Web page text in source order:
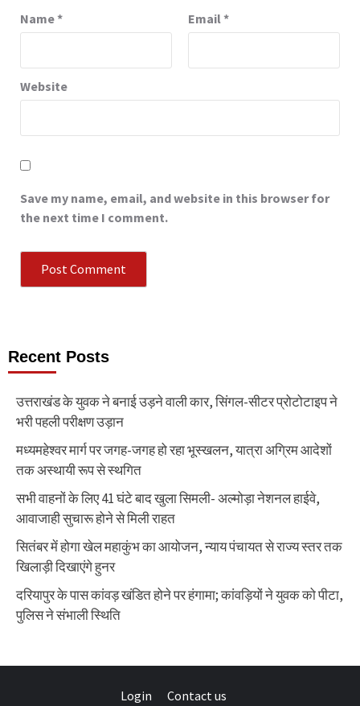
Name* Email *
Website
Save my name, email, and website in this browser for
the next time I comment.
Recent Posts
उत्तराखंड के युवक ने बनाई उड़ने वाली कार, सिंगल-सीटर प्रोटोटाइप ने
भरी पहली परीक्षण उड़ान
मध्यमहेश्वर मार्ग पर जगह-जगह हो रहा भूस्खलन, यात्रा अग्रिम आदेशों
तक अस्थायी रूप से स्थगित
सभी वाहनों के लिए 41 घंटे बाद खुला सिमली- अल्मोड़ा नेशनल हाईवे,
आवाजाही सुचारू होने से मिली राहत
सितंबर में होगा खेल महाकुंभ का आयोजन, न्याय पंचायत से राज्य स्तर तक
खिलाड़ी दिखाएंगे हुनर
दरियापुर के पास कांवड़ खंडित होने पर हंगामा; कांवड़ियों ने युवक को पीटा,
पुलिस ने संभाली स्थिति
Login Contact us